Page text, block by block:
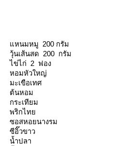
หนมหมู 200 กรัม
วุ้นเส้นสด 200 กรัม
ไข่ไก่ 2 ฟอง
หอมหัวใหญ่
มะเขือเทศ
ต้นหอม
กระเทียม
พริกไท
ซอสหอยนางรม
ซีอิ๊วขาว
น้ำปลา